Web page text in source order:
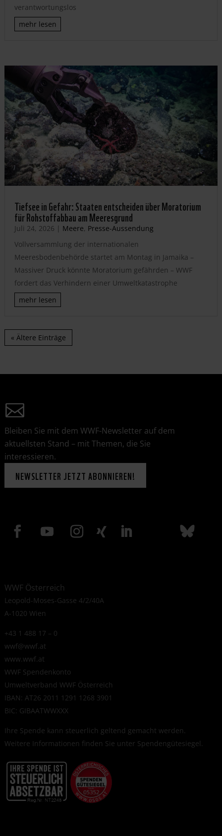
verantwortungslos
mehr lesen
Tiefsee in Gefahr: Staaten entscheiden über Moratorium
für Rohstoffabbau am Meeresgrund
Juli 24, 2026 | Meere, Presse-Aussendung
Vollversammlung der internationalen
Meeresbodenbehörde startet am Montag in Jamaika –
Massiver Druck könnte Moratorium gefährden – WWF
fordert das Verhindern einer Umweltkatastrophe
mehr lesen
« Ältere Einträge
Bleiben Sie mit dem WWF-Newsletter auf dem
aktuellsten Stand – mit Themen, die Sie
interessieren.
NEWSLETTER JETZT ABONNIEREN!
WWF Österreich
Leopold-Moses-Gasse 4/2/40A
A-1020 Wien
+43 1 488 17 – 0
wwf@wwf.at
www.wwf.at
WWF Spendenkonto
Umweltverband WWF Österreich
IBAN: AT26 2011 1291 1268 3901
BIC: GIBAATWWXXX
Ihre Spende kann steuerlich geltend gemacht werden.
Weitere Informationen finden Sie unter Spendengütesiegel